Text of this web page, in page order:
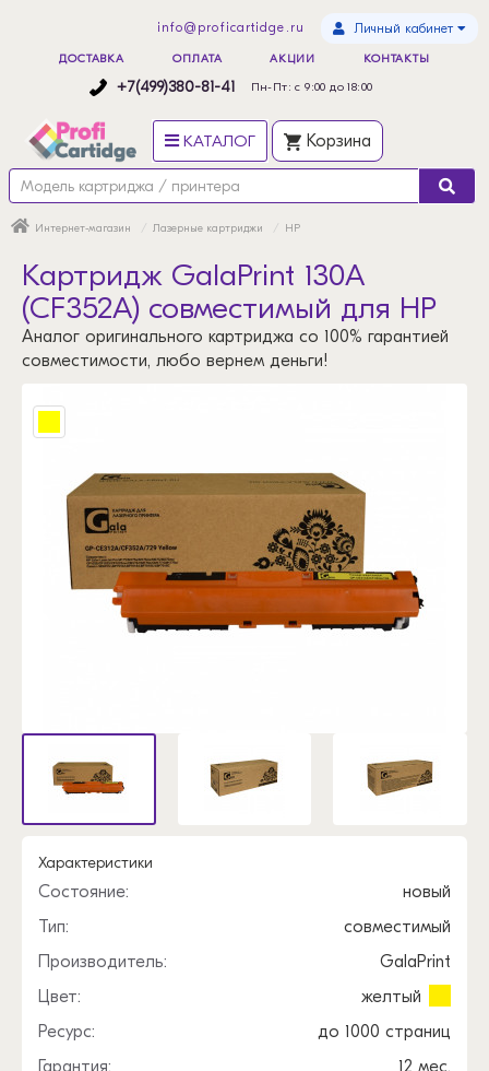
info@proficartidge.ru Личный кабинет
ДОСТАВКА ОПЛАТА АКЦИИ КОНТАКТЫ
+7(499)380-81-41 Пн-Пт: с 9:00 до 18:00
КАТАЛОГ Корзина
Интернет-магазин Лазерные картриджи HP
Картридж GalaPrint 130A
(CF352A) совместимый для HP
Аналог оригинального картриджа со 100% гарантией
совместимости, любо вернем деньги!
Характеристики
Состояние:
новый
Тип:
совместимый
Производитель:
GalaPrint
Цвет:
желтый
Ресурс:
до 1000 страниц
Гарантия:
12 мес.